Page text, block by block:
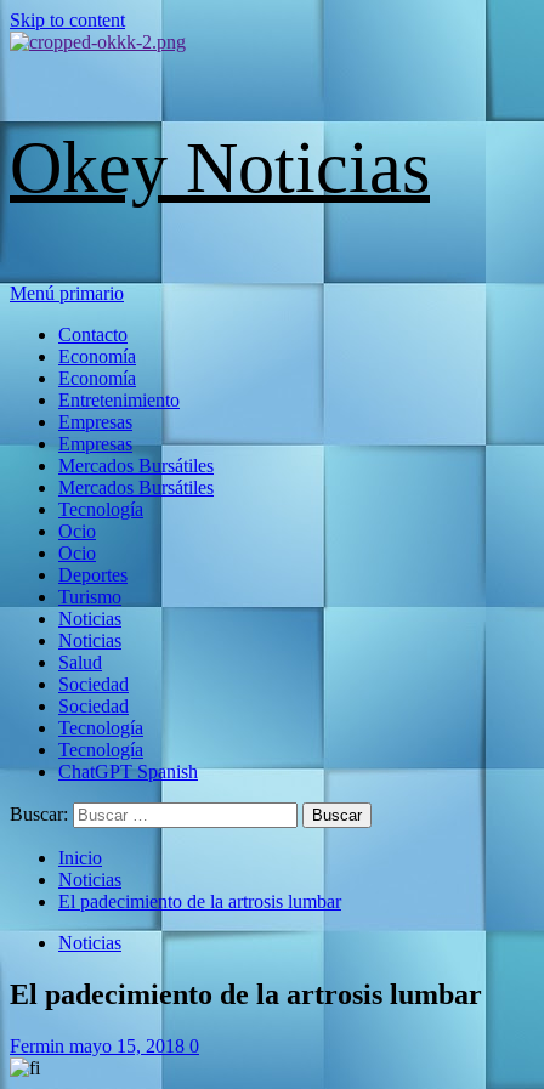
Skip to content
Okey Noticias
Menú primario
Contacto
Economía
Economía
Entretenimiento
Empresas
Empresas
Mercados Bursátiles
Mercados Bursátiles
Tecnología
Ocio
Ocio
Deportes
Turismo
Noticias
Noticias
Salud
Sociedad
Sociedad
Tecnología
Tecnología
ChatGPT Spanish
Buscar:
Inicio
Noticias
El padecimiento de la artrosis lumbar
Noticias
El padecimiento de la artrosis lumbar
Fermin mayo 15, 2018 0